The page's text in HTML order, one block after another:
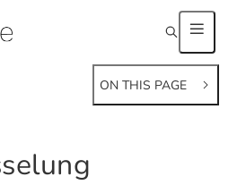
ON THIS PAGE